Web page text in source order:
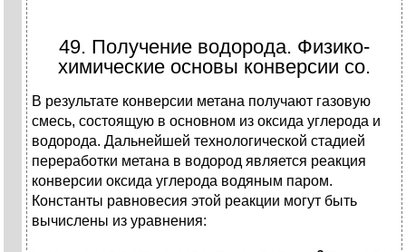
49. Получение водоpода. Физико-
химические основы конвеpсии co.
В результате конверсии метана получают газовую
смесь, состоящую в основном из оксида углерода и
водорода. Дальнейшей технологической стадией
переработки метана в водород является реакция
конверсии оксида углерода водяным паром.
Константы равновесия этой реакции могут быть
вычислены из уравнения: